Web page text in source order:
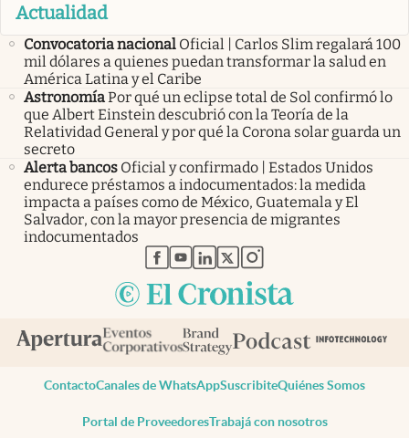
Actualidad
Convocatoria nacional Oficial | Carlos Slim regalará 100
mil dólares a quienes puedan transformar la salud en
América Latina y el Caribe
AstronomíaPor qué un eclipse total de Sol confirmó lo
que Albert Einstein descubrió con la Teoría de la
Relatividad General y por qué la Corona solar guarda un
secreto
Alerta bancos Oficial y confirmado | Estados Unidos
endurece préstamos a indocumentados: la medida
impacta a países como de México, Guatemala y El
Salvador, con la mayor presencia de migrantes
indocumentados
abre en nueva pestaña
abre en nueva pestaña
abre en nueva pestaña
abre en nueva pestaña
abre en nueva pestaña
ContactoCanales de WhatsAppSuscribiteQuiénes Somos
Portal de ProveedoresTrabajá con nosotros